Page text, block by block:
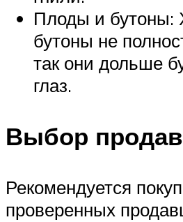
Плоды и бутоны:
бутоны не
так они дольше
глаз.
Выбор
Рекомендуется
проверенных